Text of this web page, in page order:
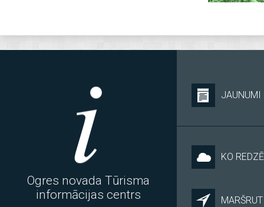
Ogres novada Tūrisma
informācijas centrs
JAUNUMI
KO